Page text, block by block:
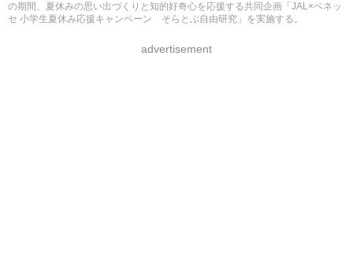
の期間、夏休みの思い出づくりと知的好奇心を応援する共同企画「JAL×ベネッ
セ 小学生夏休み応援キャンペーン そらとぶ自由研究」を実施する。
advertisement